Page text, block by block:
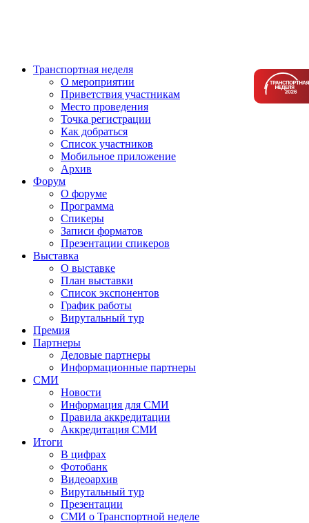
Транспортная неделя
О мероприятии
Приветствия участникам
Место проведения
Точка регистрации
Как добраться
Список участников
Мобильное приложение
Архив
Форум
О форуме
Программа
Спикеры
Записи форматов
Презентации спикеров
Выставка
О выставке
План выставки
Список экспонентов
График работы
Вирутальный тур
Премия
Партнеры
Деловые партнеры
Информационные партнеры
СМИ
Новости
Информация для СМИ
Правила аккредитации
Аккредитация СМИ
Итоги
В цифрах
Фотобанк
Видеоархив
Вирутальный тур
Презентации
СМИ о Транспортной неделе